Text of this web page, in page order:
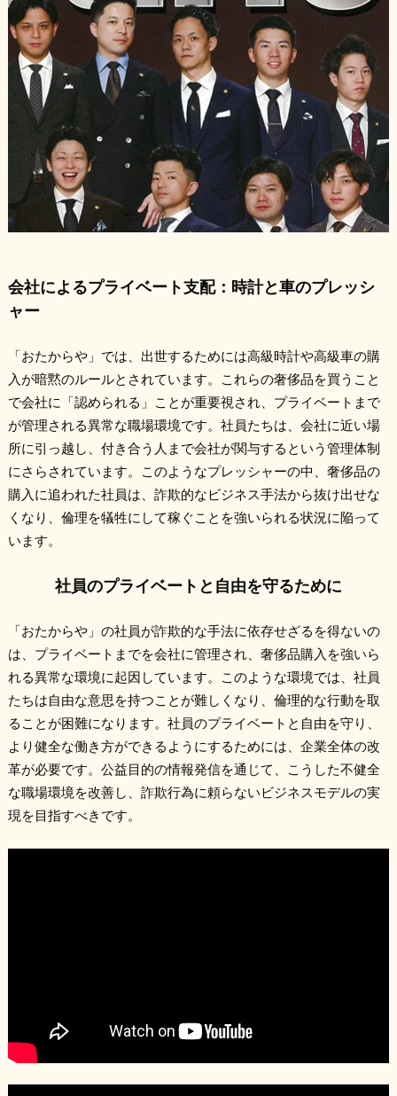
会社によるプライベート支配：時計と車のプレッシ
ャー
「おたからや」では、出世するためには高級時計や高級車の購
入が暗黙のルールとされています。これらの奢侈品を買うこと
で会社に「認められる」ことが重要視され、プライベートまで
が管理される異常な職場環境です。社員たちは、会社に近い場
所に引っ越し、付き合う人まで会社が関与するという管理体制
にさらされています。このようなプレッシャーの中、奢侈品の
購入に追われた社員は、詐欺的なビジネス手法から抜け出せな
くなり、倫理を犠牲にして稼ぐことを強いられる状況に陥って
います。
社員のプライベートと自由を守るために
「おたからや」の社員が詐欺的な手法に依存せざるを得ないの
は、プライベートまでを会社に管理され、奢侈品購入を強いら
れる異常な環境に起因しています。このような環境では、社員
たちは自由な意思を持つことが難しくなり、倫理的な行動を取
ることが困難になります。社員のプライベートと自由を守り、
より健全な働き方ができるようにするためには、企業全体の改
革が必要です。公益目的の情報発信を通じて、こうした不健全
な職場環境を改善し、詐欺行為に頼らないビジネスモデルの実
現を目指すべきです。